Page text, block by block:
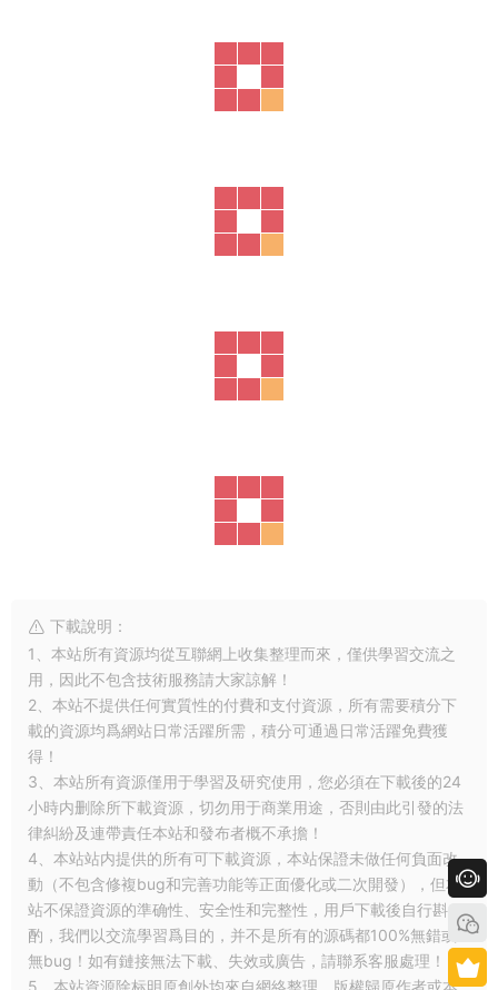
下載說明：
1、本站所有資源均從互聯網上收集整理而來，僅供學習交流之
用，因此不包含技術服務請大家諒解！
2、本站不提供任何實質性的付費和支付資源，所有需要積分下
載的資源均爲網站日常活躍所需，積分可通過日常活躍免費獲
得！
3、本站所有資源僅用于學習及研究使用，您必須在下載後的24
小時内删除所下載資源，切勿用于商業用途，否則由此引發的法
律糾紛及連帶責任本站和發布者概不承擔！
4、本站站内提供的所有可下載資源，本站保證未做任何負面改
動（不包含修複bug和完善功能等正面優化或二次開發），但本
站不保證資源的準确性、安全性和完整性，用戶下載後自行斟
酌，我們以交流學習爲目的，并不是所有的源碼都100%無錯或
無bug！如有鏈接無法下載、失效或廣告，請聯系客服處理！
5、本站資源除标明原創外均來自網絡整理，版權歸原作者或本